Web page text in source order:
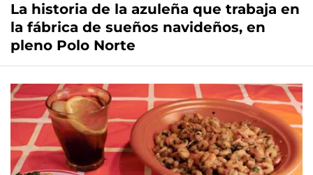
La historia de la azuleña que trabaja en
la fábrica de sueños navideños, en
pleno Polo Norte